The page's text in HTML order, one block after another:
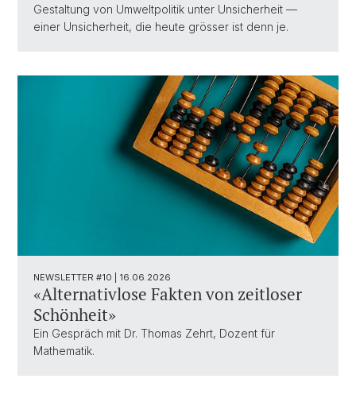
Gestaltung von Umweltpolitik unter Unsicherheit —
einer Unsicherheit, die heute grösser ist denn je.
NEWSLETTER #10 | 16.06.2026
«Alternativlose Fakten von zeitloser
Schönheit»
Ein Gespräch mit Dr. Thomas Zehrt, Dozent für
Mathematik.